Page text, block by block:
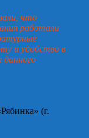
что
работали
и удобство в
данного
(г.